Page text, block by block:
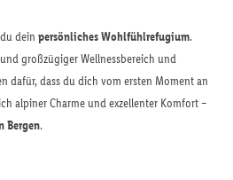
dein persönliches Wohlfühlrefugium.
großzügiger Wellnessbereich und
dafür, dass du dich vom ersten Moment an
alpiner Charme und exzellenter Komfort –
Bergen.